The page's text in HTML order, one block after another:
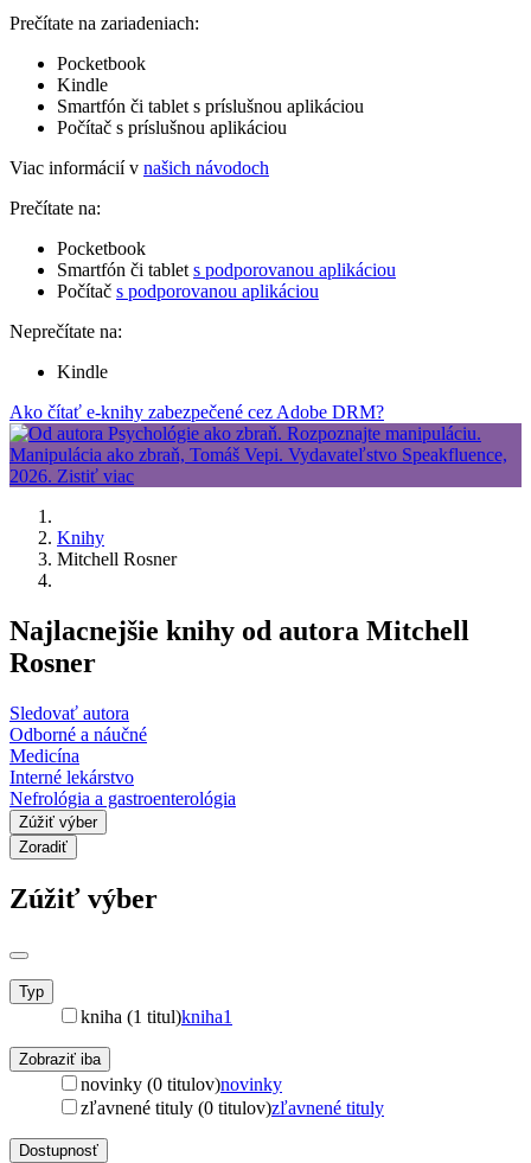
Prečítate na zariadeniach:
Pocketbook
Kindle
Smartfón či tablet s príslušnou aplikáciou
Počítač s príslušnou aplikáciou
Viac informácií v našich návodoch
Prečítate na:
Pocketbook
Smartfón či tablet s podporovanou aplikáciou
Počítač s podporovanou aplikáciou
Neprečítate na:
Kindle
Ako čítať e-knihy zabezpečené cez Adobe DRM?
Knihy
Mitchell Rosner
Najlacnejšie knihy od autora Mitchell
Rosner
Sledovať autora
Odborné a náučné
Medicína
Interné lekárstvo
Nefrológia a gastroenterológia
Zúžiť výber
Zoradiť
Zúžiť výber
Typ
kniha (1 titul)kniha1
Zobraziť iba
novinky (0 titulov)novinky
zľavnené tituly (0 titulov)zľavnené tituly
Dostupnosť